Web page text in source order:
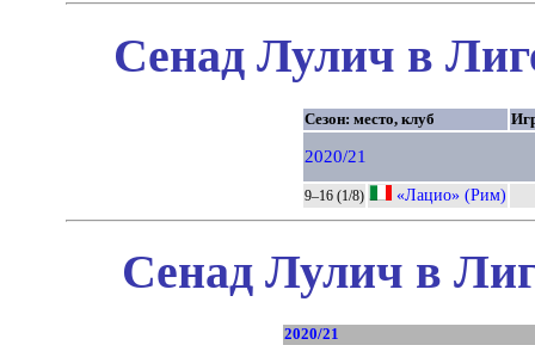
Сенад Лулич в
Сезон: место, клуб
2020/21
9–16 (1/8) «Лацио» (Рим)
Сенад Лулич в
2020/21